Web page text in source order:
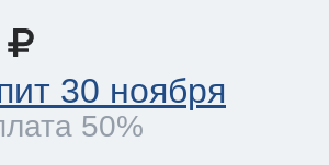
30 ноября
50%